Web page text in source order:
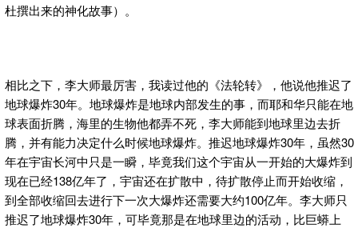
杜撰出来的神化故事）。
相比之下，李大师最厉害，我读过他的《法轮转》，他说他推迟了
地球爆炸30年。地球爆炸是地球内部发生的事，而耶和华只能在地
球表面折腾，海里的生物他都弄不死，李大师能到地球里边去折
腾，并有能力决定什么时候地球爆炸。推迟地球爆炸30年，虽然30
年在宇宙长河中只是一瞬，毕竟我们这个宇宙从一开始的大爆炸到
现在已经138亿年了，宇宙还在扩散中，待扩散停止而开始收缩，
到全部收缩回去进行下一次大爆炸还需要大约100亿年。李大师只
推迟了地球爆炸30年，可毕竟那是在地球里边的活动，比巨蟒上